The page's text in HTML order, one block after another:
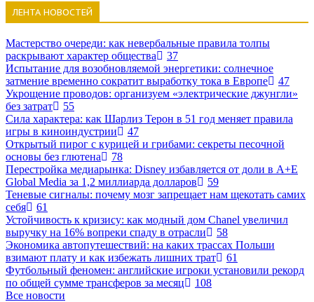
ЛЕНТА НОВОСТЕЙ
Мастерство очереди: как невербальные правила толпы
раскрывают характер общества
37
Испытание для возобновляемой энергетики: солнечное
затмение временно сократит выработку тока в Европе
47
Укрощение проводов: организуем «электрические джунгли»
без затрат
55
Сила характера: как Шарлиз Терон в 51 год меняет правила
игры в киноиндустрии
47
Открытый пирог с курицей и грибами: секреты песочной
основы без глютена
78
Перестройка медиарынка: Disney избавляется от доли в A+E
Global Media за 1,2 миллиарда долларов
59
Теневые сигналы: почему мозг запрещает нам щекотать самих
себя
61
Устойчивость к кризису: как модный дом Chanel увеличил
выручку на 16% вопреки спаду в отрасли
58
Экономика автопутешествий: на каких трассах Польши
взимают плату и как избежать лишних трат
61
Футбольный феномен: английские игроки установили рекорд
по общей сумме трансферов за месяц
108
Все новости